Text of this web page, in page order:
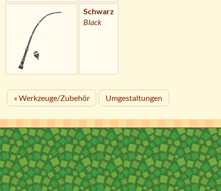
Schwarz
Black
« Werkzeuge/Zubehör Umgestaltungen